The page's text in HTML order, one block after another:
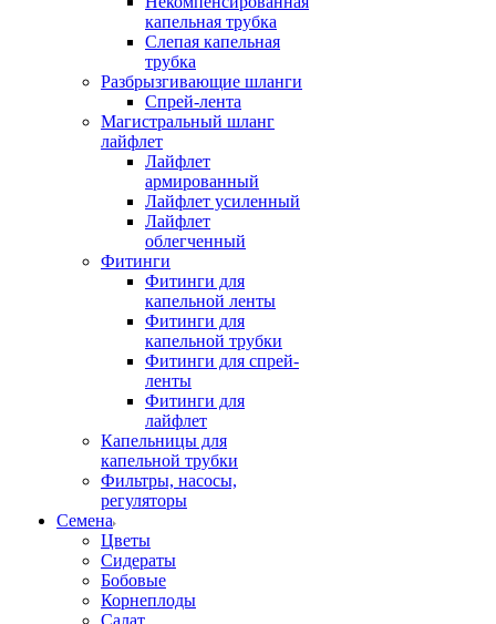
капельная трубка
Слепая капельная
трубка
Разбрызгивающие шланги
Спрей-лента
Магистральный шланг
лайфлет
Лайфлет
армированный
Лайфлет усиленный
Лайфлет
облегченный
Фитинги
Фитинги для
капельной ленты
Фитинги для
капельной трубки
Фитинги для спрей-
ленты
Фитинги для
лайфлет
Капельницы для
капельной трубки
Фильтры, насосы,
регуляторы
Семена
Цветы
Сидераты
Бобовые
Корнеплоды
Салат